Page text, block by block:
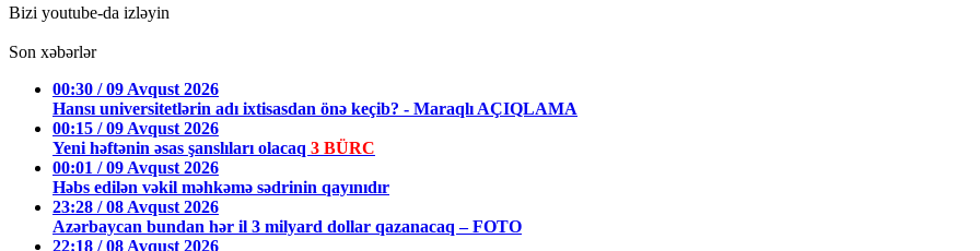
Bizi youtube-da izləyin
Son xəbərlər
00:30 / 09 Avqust 2026
Hansı universitetlərin adı ixtisasdan önə keçib? - Maraqlı AÇIQLAMA
00:15 / 09 Avqust 2026
Yeni həftənin əsas şanslıları olacaq 3 BÜRC
00:01 / 09 Avqust 2026
Həbs edilən vəkil məhkəmə sədrinin qayınıdır
23:28 / 08 Avqust 2026
Azərbaycan bundan hər il 3 milyard dollar qazanacaq – FOTO
22:18 / 08 Avqust 2026